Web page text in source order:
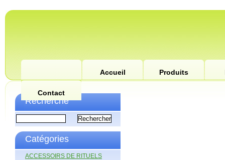
Accueil Produits
Contact
Recherche
Catégories
ACCESSOIRS DE RITUELS